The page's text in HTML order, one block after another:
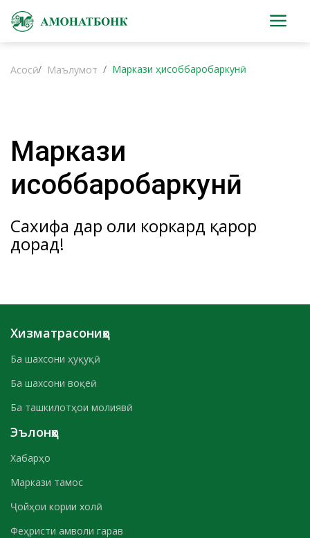
Асосӣ Маълумот Маркази ҳисоббаробаркунӣ
Маркази
ҳисоббаробаркунӣ
Сахифа дар ҳоли коркард қарор
дорад!
Хизматрасониҳо
Ба шахсони ҳуқуқӣ
Ба шахсони воқеӣ
Ба ташкилотҳои молиявӣ
Эълонҳо
Хабарҳо
Маркази тамос
Ҷойҳои кории холӣ
Феҳристи амволи гарав